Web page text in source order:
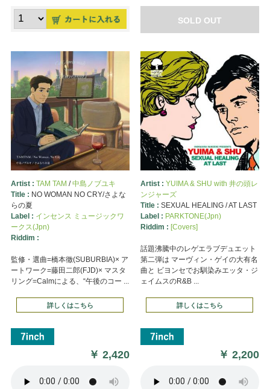
SOLD OUT
Artist : TAM TAM /中島ノブユキ
Title : NO WOMAN NO CRY/さよな
らの夏
Label : インセンス ミュージックワ
ークス(Jpn)
Riddim :
監修・選曲=橋本徹(SUBURBIA)× ア
ートワーク=藤田二郎(FJD)× マスタ
リング=Calmによる、“午後のコー ...
詳しくはこちら
￥2,420
Artist : YUIMA & SHU with 井の頭レ
ンジャーズ
Title : SEXUAL HEALING / AT LAST
Label : PARKTONE(Jpn)
Riddim : [Covers]
話題沸騰中のレゲエラブデュエット
第二弾は マーヴィン・ゲイの大有名
曲と ビヨンセでお馴染みエッタ・ジ
ェイムスのR&B ...
詳しくはこちら
￥2,200